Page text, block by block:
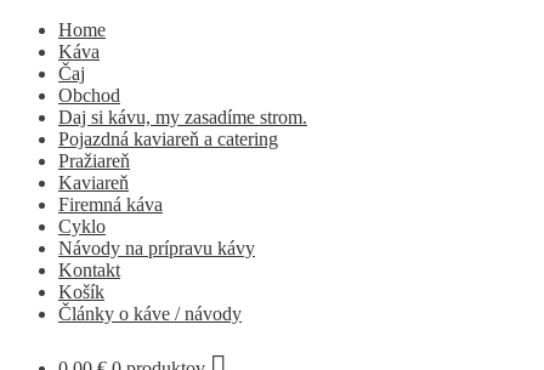
Home
Káva
Čaj
Obchod
Daj si kávu, my zasadíme strom.
Pojazdná kaviareň a catering
Pražiareň
Kaviareň
Firemná káva
Cyklo
Návody na prípravu kávy
Kontakt
Košík
Články o káve / návody